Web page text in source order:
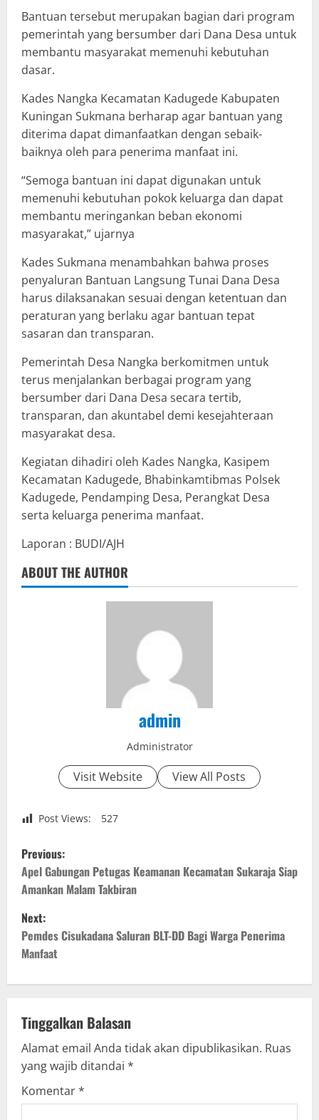
Bantuan tersebut merupakan bagian dari program
pemerintah yang bersumber dari Dana Desa untuk
membantu masyarakat memenuhi kebutuhan
dasar.
Kades Nangka Kecamatan Kadugede Kabupaten
Kuningan Sukmana berharap agar bantuan yang
diterima dapat dimanfaatkan dengan sebaik-
baiknya oleh para penerima manfaat ini.
“Semoga bantuan ini dapat digunakan untuk
memenuhi kebutuhan pokok keluarga dan dapat
membantu meringankan beban ekonomi
masyarakat,” ujarnya
Kades Sukmana menambahkan bahwa proses
penyaluran Bantuan Langsung Tunai Dana Desa
harus dilaksanakan sesuai dengan ketentuan dan
peraturan yang berlaku agar bantuan tepat
sasaran dan transparan.
Pemerintah Desa Nangka berkomitmen untuk
terus menjalankan berbagai program yang
bersumber dari Dana Desa secara tertib,
transparan, dan akuntabel demi kesejahteraan
masyarakat desa.
Kegiatan dihadiri oleh Kades Nangka, Kasipem
Kecamatan Kadugede, Bhabinkamtibmas Polsek
Kadugede, Pendamping Desa, Perangkat Desa
serta keluarga penerima manfaat.
Laporan : BUDI/AJH
ABOUT THE AUTHOR
admin
Administrator
Visit Website View All Posts
Post Views: 527
P
o
s
t
n
v
i
g
Previous:
Apel Gabungan Petugas Keamanan Kecamatan Sukaraja Siap
Amankan Malam Takbiran
Next:
Pemdes Cisukadana Saluran BLT-DD Bagi Warga Penerima
Manfaat
Tinggalkan Balasan
Alamat email Anda tidak akan dipublikasikan. Ruas
yang wajib ditandai *
Komentar*